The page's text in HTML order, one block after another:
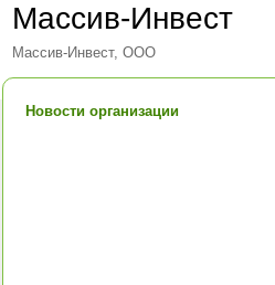
Массив-Инвест
Массив-Инвест, ООО
Новости организации